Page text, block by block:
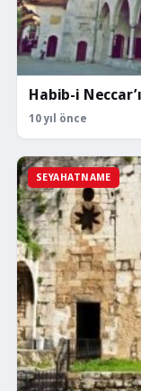
Habib-i
10 yıl önce
SEYAHATNAME